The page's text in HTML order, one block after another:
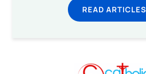
READ ARTICLES